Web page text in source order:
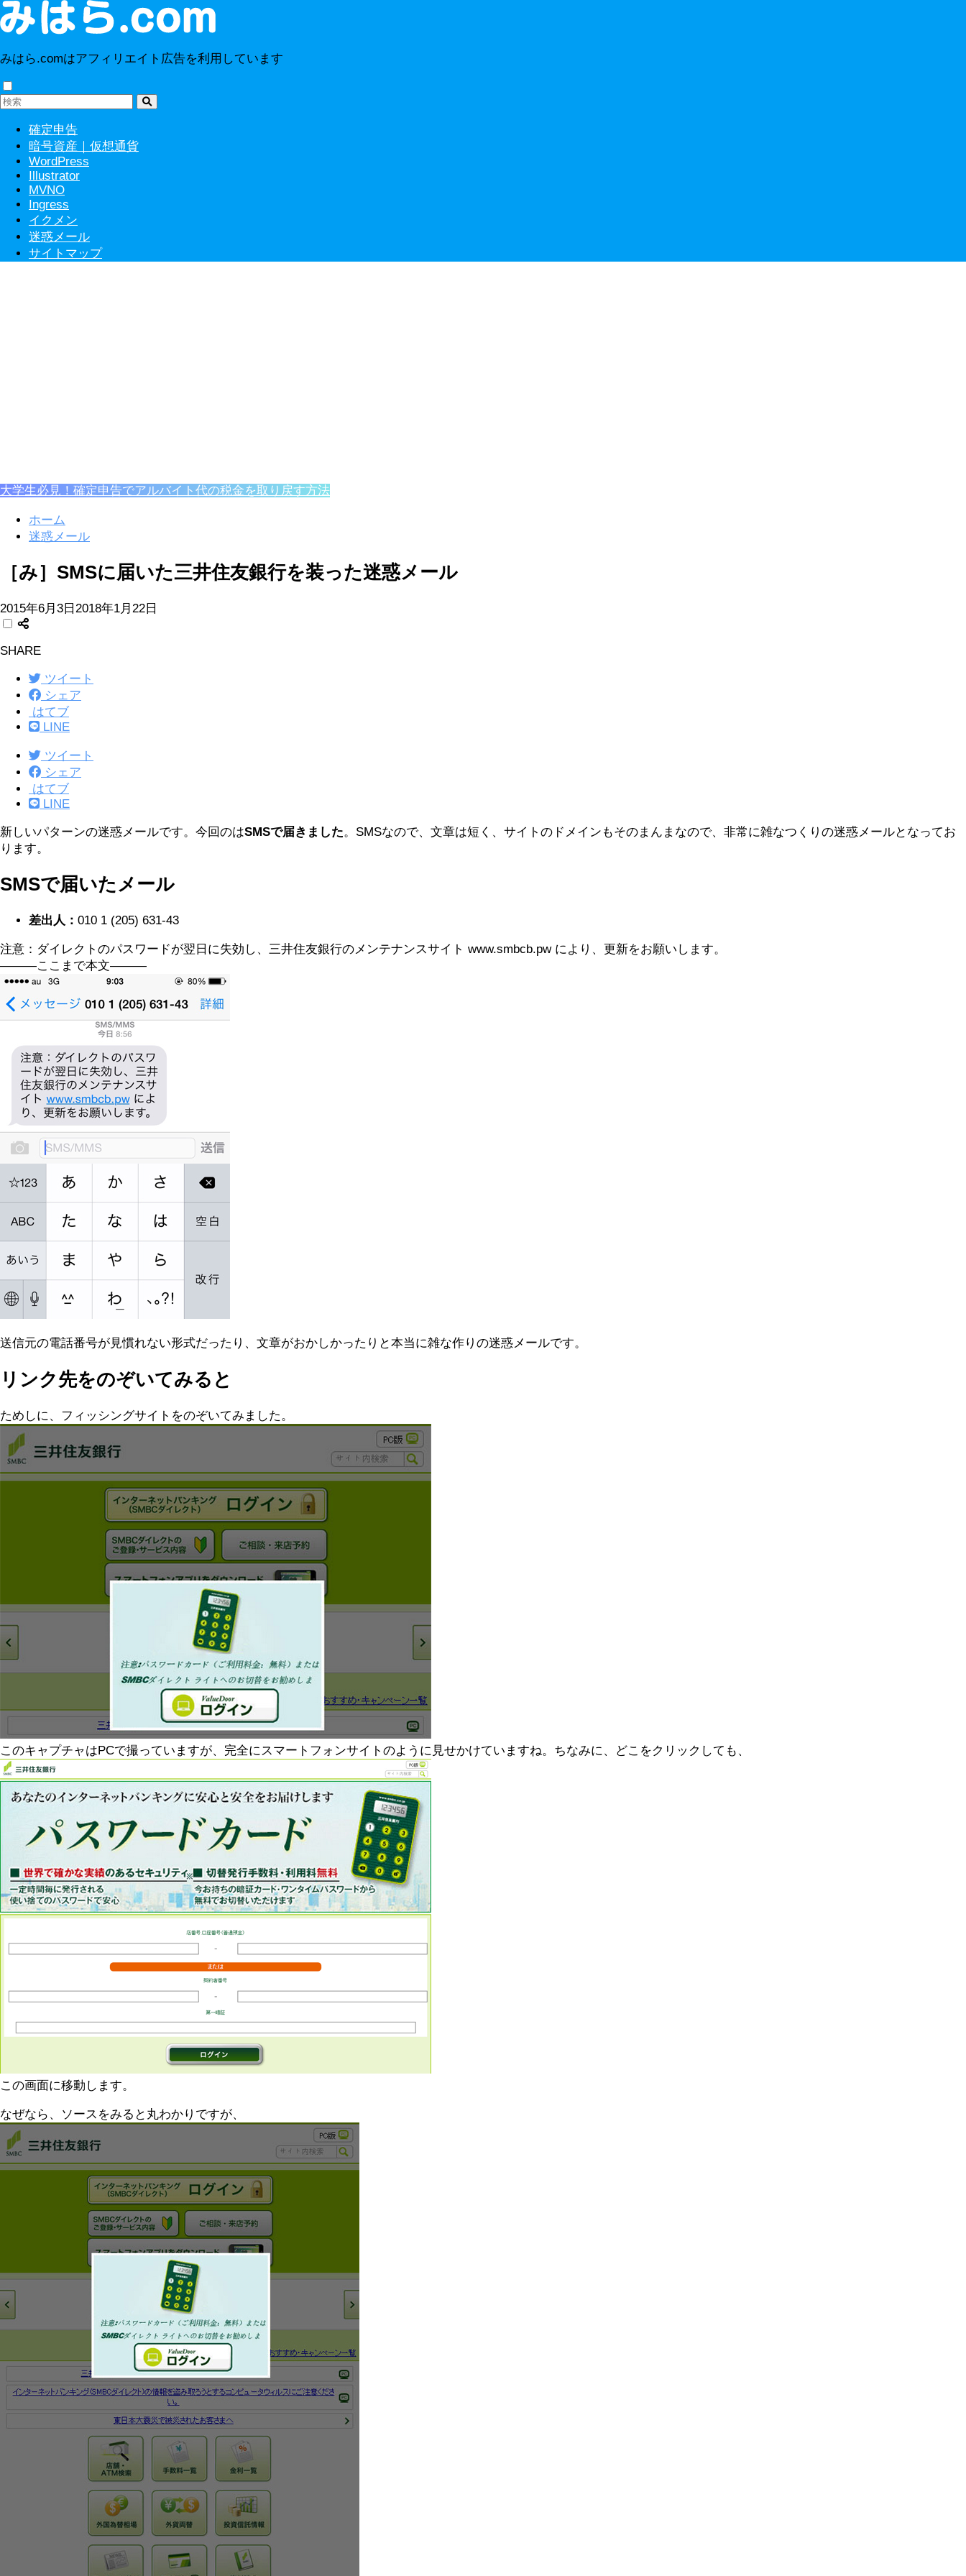
みはら.comはアフィリエイト広告を利用しています
確定申告
暗号資産｜仮想通貨
WordPress
Illustrator
MVNO
Ingress
イクメン
迷惑メール
サイトマップ
大学生必見！確定申告でアルバイト代の税金を取り戻す方法
ホーム
迷惑メール
［み］SMSに届いた三井住友銀行を装った迷惑メール
2015年6月3日 2018年1月22日
SHARE
ツイート
シェア
はてブ
LINE
ツイート
シェア
はてブ
LINE
新しいパターンの迷惑メールです。今回のはSMSで届きました。SMSなので、文章は短く、サイトのドメインもそのまんまなので、非常に雑なつくりの迷惑メールとなってお
ります。
SMSで届いたメール
差出人： 010 1 (205) 631-43
注意：ダイレクトのパスワードが翌日に失効し、三井住友銀行のメンテナンスサイト www.smbcb.pw により、更新をお願いします。
———ここまで本文———
送信元の電話番号が見慣れない形式だったり、文章がおかしかったりと本当に雑な作りの迷惑メールです。
リンク先をのぞいてみると
ためしに、フィッシングサイトをのぞいてみました。
このキャプチャはPCで撮っていますが、完全にスマートフォンサイトのように見せかけていますね。ちなみに、どこをクリックしても、
この画面に移動します。
なぜなら、ソースをみると丸わかりですが、